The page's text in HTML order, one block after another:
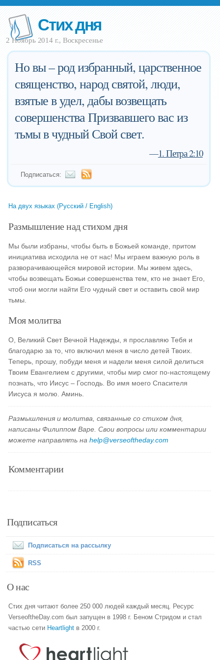
Стих дня
2 Ноябрь 2014 г., Воскресенье
Но вы – род избранный, царственное
священство, народ святой, люди,
взятые в удел, дабы возвещать
совершенства Призвавшего вас из
тьмы в чудный Свой свет.
—1. Петра 2:10
Подписаться:
На двух языках (Русский / English)
Размышление над стихом дня
Мы были избраны, чтобы быть в Божьей команде, притом
инициатива исходила не от нас! Мы играем важную роль в
разворачивающейся мировой истории. Мы живем здесь,
чтобы возвещать Божьи совершенства тем, кто не знает Его,
чтоб они могли найти Его чудный свет и оставить свой мир
тьмы.
Моя молитва
О, Великий Свет Вечной Надежды, я прославляю Тебя и
благодарю за то, что включил меня в число детей Твоих.
Теперь, прошу, побуди меня и надели меня силой делиться
Твоим Евангелием с другими, чтобы мир смог по-настоящему
познать, что Иисус – Господь. Во имя моего Спасителя
Иисуса я молю. Аминь.
Размышления и молитва, связанные со стихом дня,
написаны Филиппом Варе. Свои вопросы или комментарии
можете направлять наhelp@verseoftheday.com
Комментарии
Подписаться
Подписаться на рассылку
RSS
О нас
Стих дня читают более 250 000 людей каждый месяц. Ресурс
VerseoftheDay.com был запущен в 1998 г. Беном Стридом и стал
частью сети Heartlight в 2000 г.